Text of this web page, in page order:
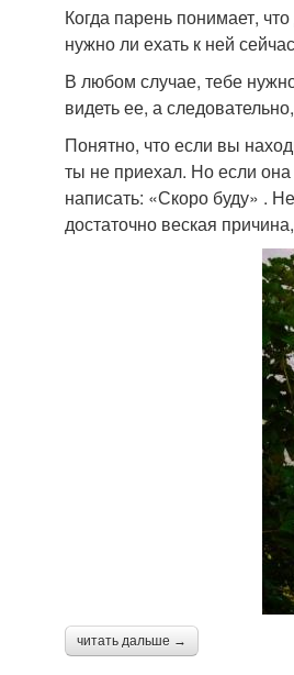
Когда парень понимает,
нужно ли ехать к ней
В любом случае, тебе
видеть ее, а
Понятно, что если вы
ты не приехал. Но если
написать: «Скоро буду» .
достаточно веская
читать дальше →